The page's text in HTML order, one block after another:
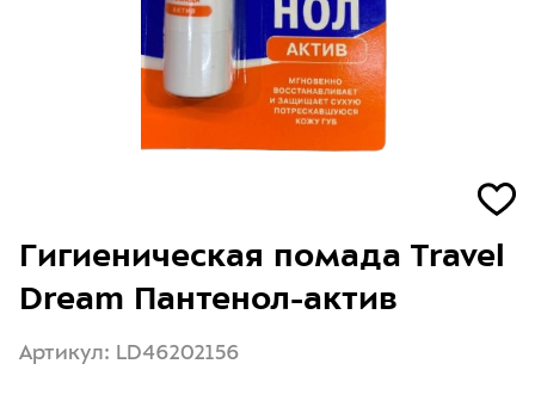
Гигиеническая помада Travel
Dream Пантенол-актив
Артикул: LD46202156